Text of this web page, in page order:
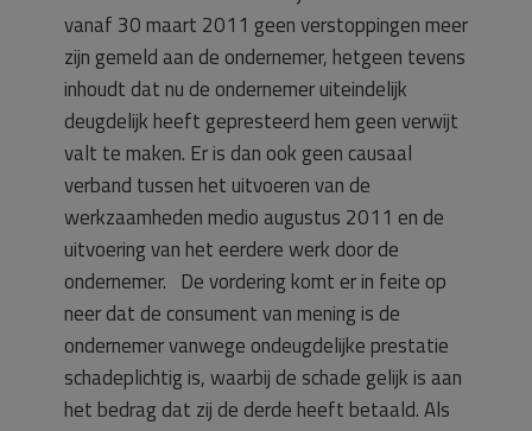
vanaf 30 maart 2011 geen verstoppingen meer
zijn gemeld aan de ondernemer, hetgeen tevens
inhoudt dat nu de ondernemer uiteindelijk
deugdelijk heeft gepresteerd hem geen verwijt
valt te maken. Er is dan ook geen causaal
verband tussen het uitvoeren van de
werkzaamheden medio augustus 2011 en de
uitvoering van het eerdere werk door de
ondernemer. De vordering komt er in feite op
neer dat de consument van mening is de
ondernemer vanwege ondeugdelijke prestatie
schadeplichtig is, waarbij de schade gelijk is aan
het bedrag dat zij de derde heeft betaald. Als